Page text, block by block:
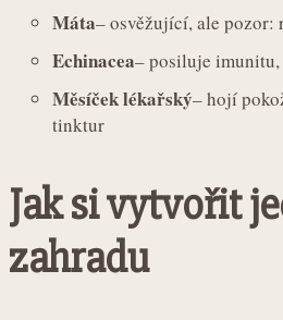
Máta– osvěžující, ale pozor:
Echinacea– posiluje imunitu,
Měsíček lékařský– hojí
tinktur
Jak si vytvořit
zahradu